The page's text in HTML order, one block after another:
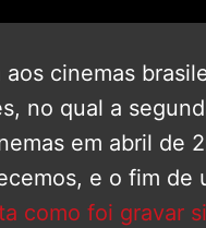
aos cinemas
no qual a
em abril de
e o fim de
como foi gravar